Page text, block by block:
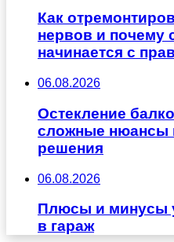
Как
нервов и почему
начинается с
06.08.2026
Остекление
сложные нюансы
решения
06.08.2026
Плюсы и минусы
в гараж